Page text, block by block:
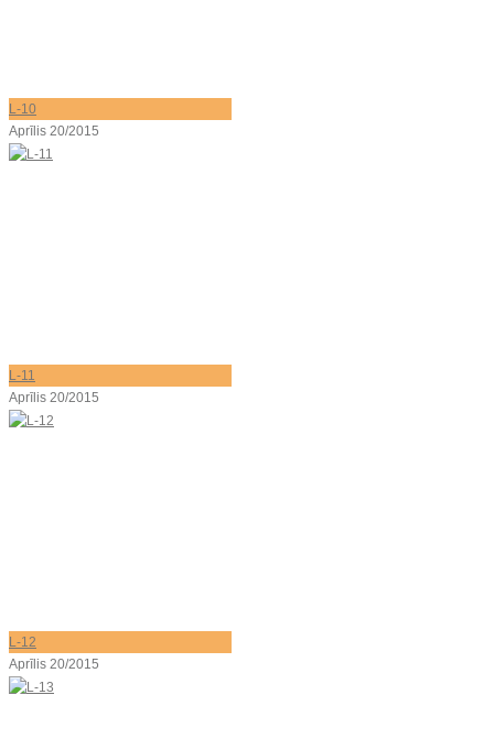
L-10
Aprīlis 20/2015
L-11
Aprīlis 20/2015
L-12
Aprīlis 20/2015